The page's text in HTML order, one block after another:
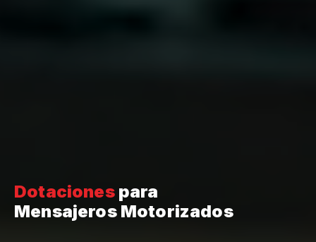
Dotacionespara
Mensajeros Motorizados